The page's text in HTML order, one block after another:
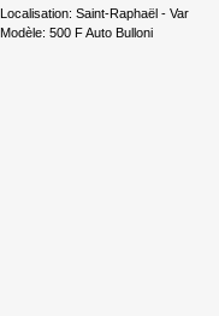
Localisation: Saint-Raphaël - Var
Modèle: 500 F Auto Bulloni